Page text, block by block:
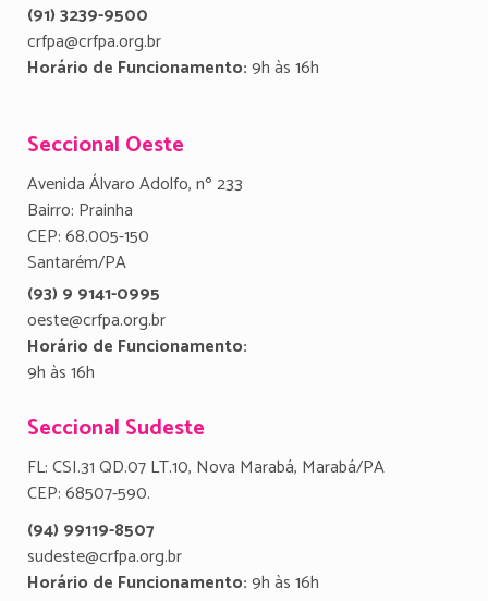
(91) 3239-9500
crfpa@crfpa.org.br
Horário de Funcionamento:9h às 16h
Seccional Oeste
Avenida Álvaro Adolfo, nº 233
Bairro: Prainha
CEP: 68.005-150
Santarém/PA
(93) 9 9141-0995
oeste@crfpa.org.br
Horário de Funcionamento:
9h às 16h
Seccional Sudeste
FL: CSI.31 QD.07 LT.10, Nova Marabá, Marabá/PA
CEP: 68507-590.
(94) 99119-8507
sudeste@crfpa.org.br
Horário de Funcionamento:9h às 16h